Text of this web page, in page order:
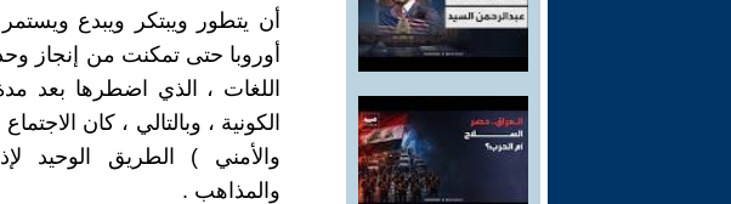
أن يتطور ويبتكر ويبدع
أوروبا حتى تمكنت من إنجاز
اللغات ، الذي اضطرها بعد
والأمني ) الطريق الوحيد
والمذاهب .